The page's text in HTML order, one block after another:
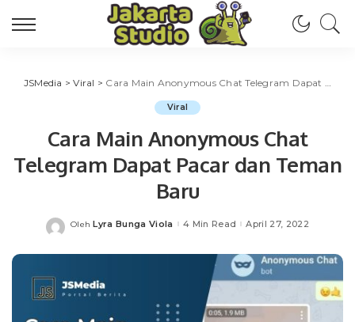
JSMedia >Viral > Cara Main Anonymous Chat Telegram Dapat Pacar dan Teman Baru
Viral
Cara Main Anonymous Chat
Telegram Dapat Pacar dan Teman
Baru
Posted
Oleh Lyra Bunga Viola 4 Min Read April 27, 2022